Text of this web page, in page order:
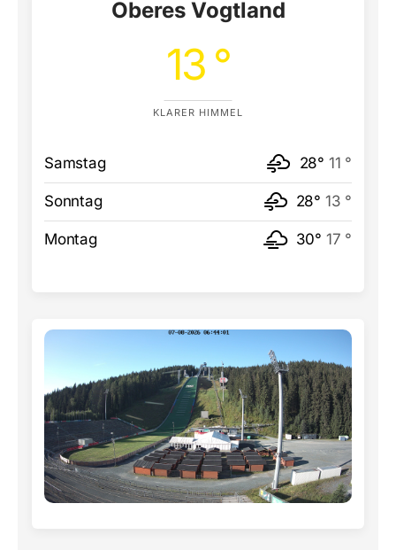
Oberes Vogtland
13 °
KLARER HIMMEL
Samstag 28° 11 °
Sonntag 28° 13 °
Montag 30° 17 °